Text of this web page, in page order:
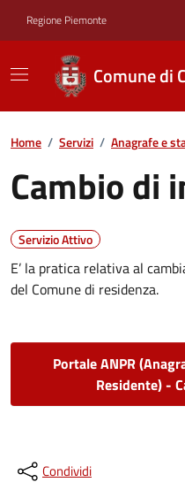
Regione Piemonte
Comune di
Home / Servizi / Anagrafe e
Cambio di
Servizio Attivo
E’ la pratica relativa al
del Comune di residenza.
Portale ANPR
Residente) -
Condividi